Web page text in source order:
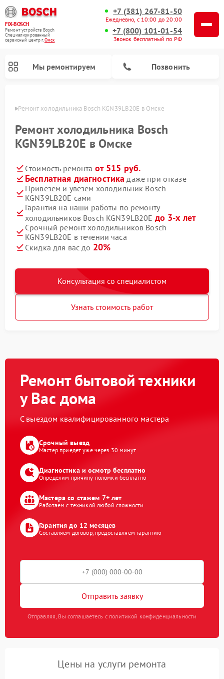
FIX-BOSCH
Ремонт устройств Bosch
Специализированный
cервисный центр г.Омск
+7 (381) 267-81-50
Ежедневно, с 10:00 до 20:00
+7 (800) 101-01-54
Звонок бесплатный по РФ
Мы ремонтируем Позвонить
Ремонт холодильника Bosch KGN39LB20E в Омске
Ремонт холодильника Bosch
KGN39LB20E в Омске
Стоимость ремонта от 515 руб.
Бесплатная диагностика даже при отказе
Привезем и увезем холодильник Bosch
KGN39LB20E сами
Гарантия на наши работы по ремонту
холодильников Bosch KGN39LB20E до 3-х лет
Срочный ремонт холодильников Bosch
KGN39LB20E в течении часа
Скидка для вас до 20%
Консультация со специалистом
Узнать стоимость работ
Ремонт бытовой техники
у Вас дома
С выездом квалифицированного мастера
Срочный выезд
Мастер приедет уже через 30 минут
Диагностика и осмотр бесплатно
Определим причину поломки бесплатно
Мастера со стажем 7+ лет
Работаем с техникой любой сложности
Гарантия до 12 месяцев
Составляем договор, предоставляем гарантию
Отправить заявку
Отправляя, Вы соглашаетесь с политикой конфиденциальности
Цены на услуги ремонта